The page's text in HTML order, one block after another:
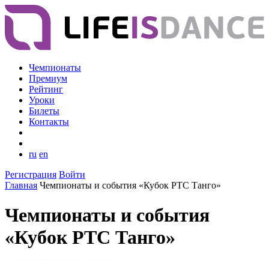
Чемпионаты
Премиум
Рейтинг
Уроки
Билеты
Контакты
ru en
Регистрация Войти
Главная Чемпионаты и события «Кубок РТС Танго»
Чемпионаты и события
«Кубок РТС Танго»